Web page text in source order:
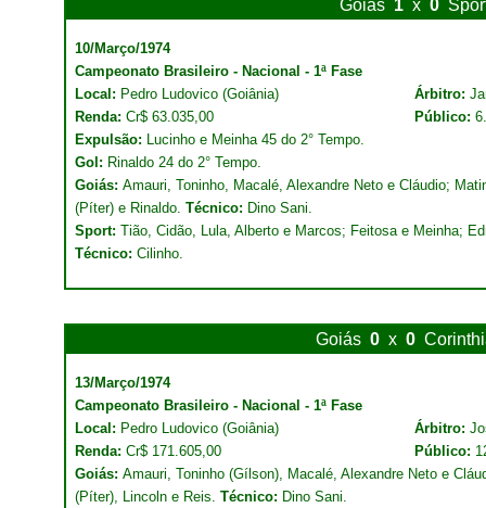
Goiás 1 x 0
10/Março/1974
Campeonato Brasileiro - Nacional - 1ª Fase
Local: Pedro Ludovico (Goiânia) Árbitro:
Renda: Cr$ 63.035,00 Público:
Expulsão: Lucinho e Meinha 45 do 2° Tempo.
Gol: Rinaldo 24 do 2° Tempo.
Goiás: Amauri, Toninho, Macalé, Alexandre Neto e Cláudio;
(Píter) e Rinaldo. Técnico: Dino Sani.
Sport: Tião, Cidão, Lula, Alberto e Marcos; Feitosa e Meinha;
Técnico: Cilinho.
Goiás 0 x 0
13/Março/1974
Campeonato Brasileiro - Nacional - 1ª Fase
Local: Pedro Ludovico (Goiânia) Árbitro:
Renda: Cr$ 171.605,00 Público:
Goiás: Amauri, Toninho (Gílson), Macalé, Alexandre Neto e
(Píter), Lincoln e Reis. Técnico: Dino Sani.